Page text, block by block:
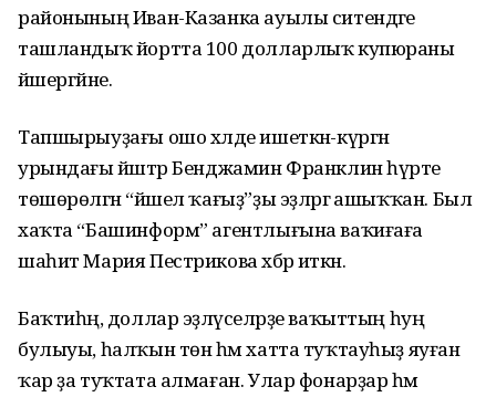
районының Иван-Казанка ауылы ситендәге
ташландыҡ йортта 100 долларлыҡ купюраны
йәшергәйне.
Тапшырыуҙағы ошо хәлде ишеткән-күргән
урындағы йәштәр Бенджамин Франклин һүрәте
төшөрөлгән “йәшел ҡағыҙ”ҙы эҙләргә ашыҡҡан. Был
хаҡта “Башинформ” агентлығына ваҡиғаға
шаһит Мария Пестрикова хәбәр иткән.
Баҡтиһәң, доллар эҙләүселәрҙе ваҡыттың һуң
булыуы, һалҡын төн һәм хатта туҡтауһыҙ яуған
ҡар ҙа туҡтата алмаған. Улар фонарҙар һәм